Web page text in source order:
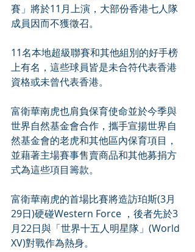
賽」將於11月上演，大部份香港七人隊
成員因而不獲徵召。
11名本地超級聯賽和其他組別的好手榜
上有名，這些球員皆是未合符代表香港
資格或未曾代表香港。
富衛華南虎也肩負保育使命並於今季與
世界自然基金會合作，攜手宣揚世界自
然基金會的老虎和其他區內保育項目，
並藉著主場賽事售賣商品和其他募捐方
式為這些項目籌款。
富衛華南虎的首場比賽將造訪珀斯(3月
29日)硬碰Western Force ，後者先於3
月22日與「世界十五人明星隊」(World
XV)對戰作為熱身。